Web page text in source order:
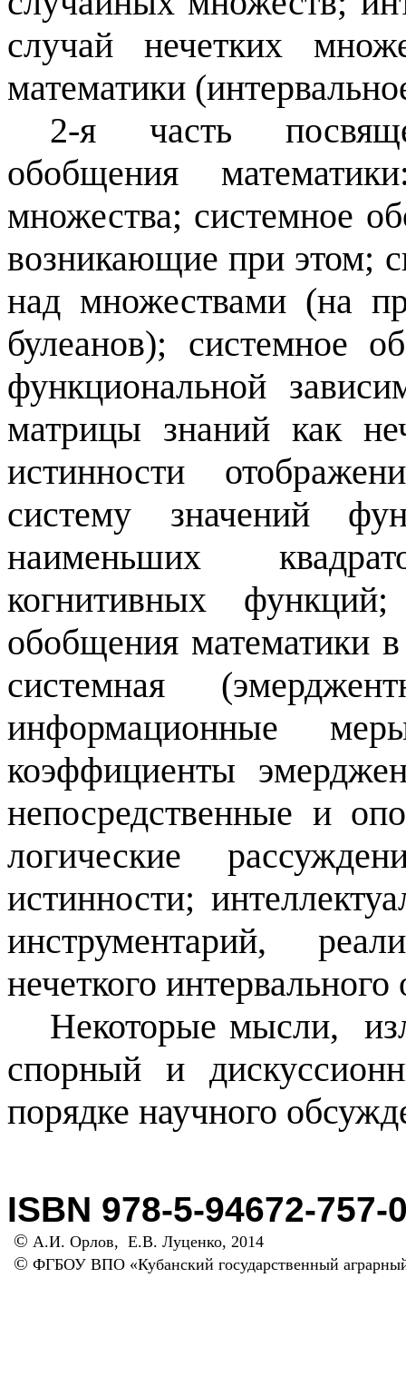
случай нечетких
математики
2-я часть
обобщения
множества; системное
возникающие при этом;
над множествами (на
булеанов); системное
функциональной
матрицы знаний как
истинности
систему значений
наименьших
когнитивных
обобщения математики
системная
информационные
коэффициенты
непосредственные и
логические
истинности;
инструментарий,
нечеткого
Некоторые мысли,
спорный и
порядке научного
ISBN 978-5-94672-757-
© А.И. Орлов, Е.В. Луценко, 2014
© ФГБОУ ВПО «Кубанский государственный